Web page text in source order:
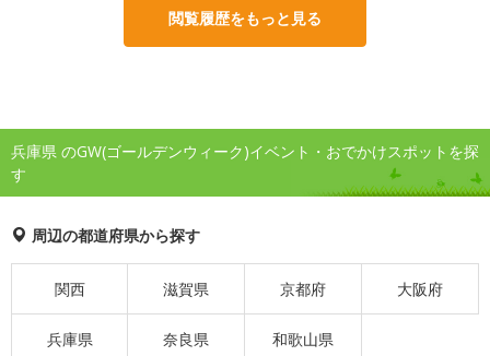
閲覧履歴をもっと見る
兵庫県 のGW(ゴールデンウィーク)イベント・おでかけスポットを探
す
周辺の都道府県から探す
関西 滋賀県 京都府 大阪府
兵庫県 奈良県 和歌山県